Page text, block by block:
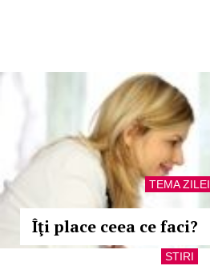
TEMA ZILEI
Îţi place ceea ce faci?
STIRI